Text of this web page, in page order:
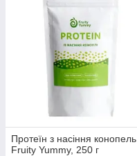
Протеїн з насіння конопель
Fruity Yummy, 250 г